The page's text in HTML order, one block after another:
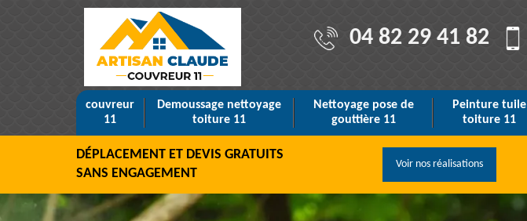
04 82 29 41 82
couvreur
11
Demoussage nettoyage
toiture 11
Nettoyage pose de
gouttière 11
Peinture tuile
toiture 11
DÉPLACEMENT ET DEVIS GRATUITS
SANS ENGAGEMENT
Voir nos réalisations